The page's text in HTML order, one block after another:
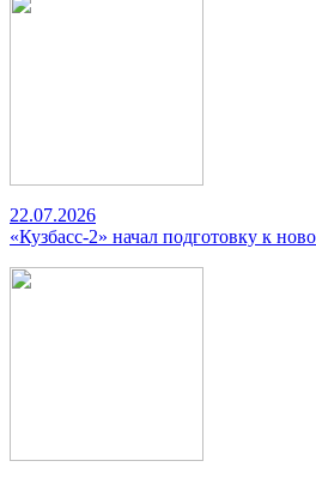
22.07.2026
«Кузбасс-2» начал подготовку к